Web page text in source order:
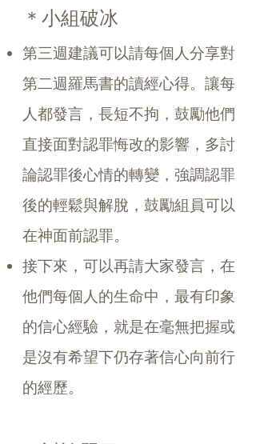
＊小組破冰
第三週建議可以請每個人分享對
第二週羅馬書的讀經心得。讓每
人都發言，長短不拘，鼓勵他們
直接面對認罪悔改的影響，多討
論認罪後心情的轉變，強調認罪
後的輕鬆與解脫，鼓勵組員可以
在神面前認罪。
接下來，可以再請大家發言，在
他們每個人的生命中，最有印象
的信心經驗，就是在毫無把握或
是沒有希望下仍存著信心向前行
的經歷。